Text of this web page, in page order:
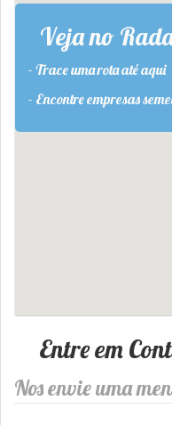
Veja no
- Trace uma rota até aqui
- Encontre empresas
Entre em
Nos envie uma